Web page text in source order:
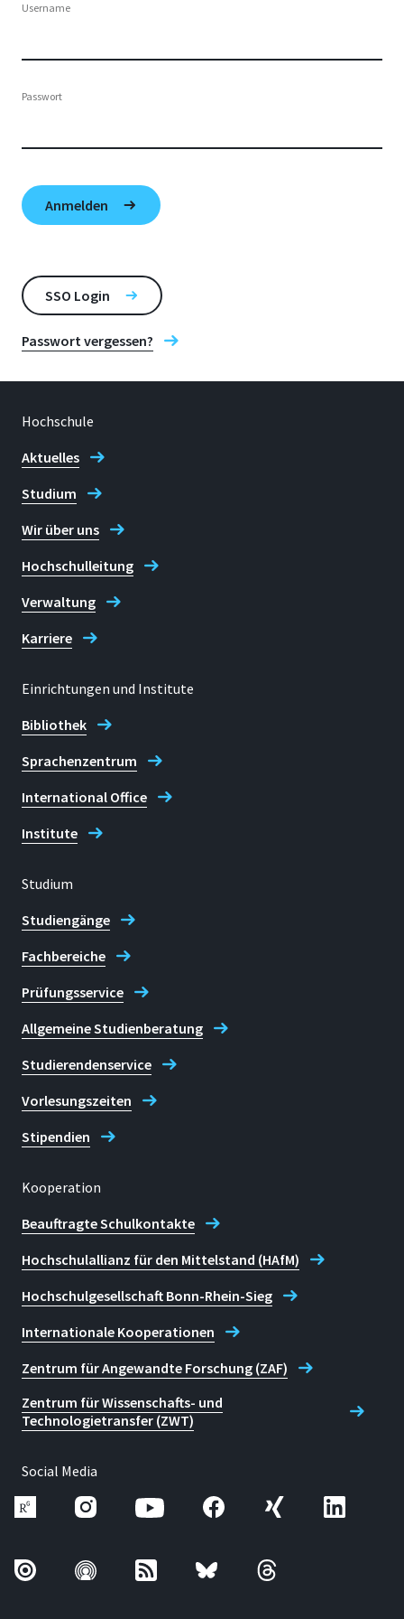
Username
Passwort
SSO Login
Passwort vergessen?
Hochschule
Aktuelles
Studium
Wir über uns
Hochschulleitung
Verwaltung
Karriere
Einrichtungen und Institute
Bibliothek
Sprachenzentrum
International Office
Institute
Studium
Studiengänge
Fachbereiche
Prüfungsservice
Allgemeine Studienberatung
Studierendenservice
Vorlesungszeiten
Stipendien
Kooperation
Beauftragte Schulkontakte
Hochschulallianz für den Mittelstand (HAfM)
Hochschulgesellschaft Bonn-Rhein-Sieg
Internationale Kooperationen
Zentrum für Angewandte Forschung (ZAF)
Zentrum für Wissenschafts- und
Technologietransfer (ZWT)
Social Media